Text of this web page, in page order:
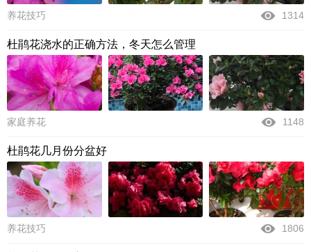
养花技巧 1314
杜鹃花浇水的正确方法，冬天怎么管理
家庭养花 1148
杜鹃花几月份分盆好
养花技巧 1806